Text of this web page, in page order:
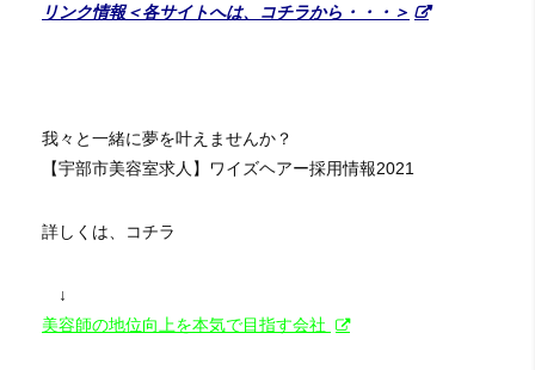
リンク情報＜各サイトへは、コチラから・・・＞
我々と一緒に夢を叶えませんか？
【宇部市美容室求人】ワイズヘアー採用情報2021
詳しくは、コチラ
↓
美容師の地位向上を本気で目指す会社